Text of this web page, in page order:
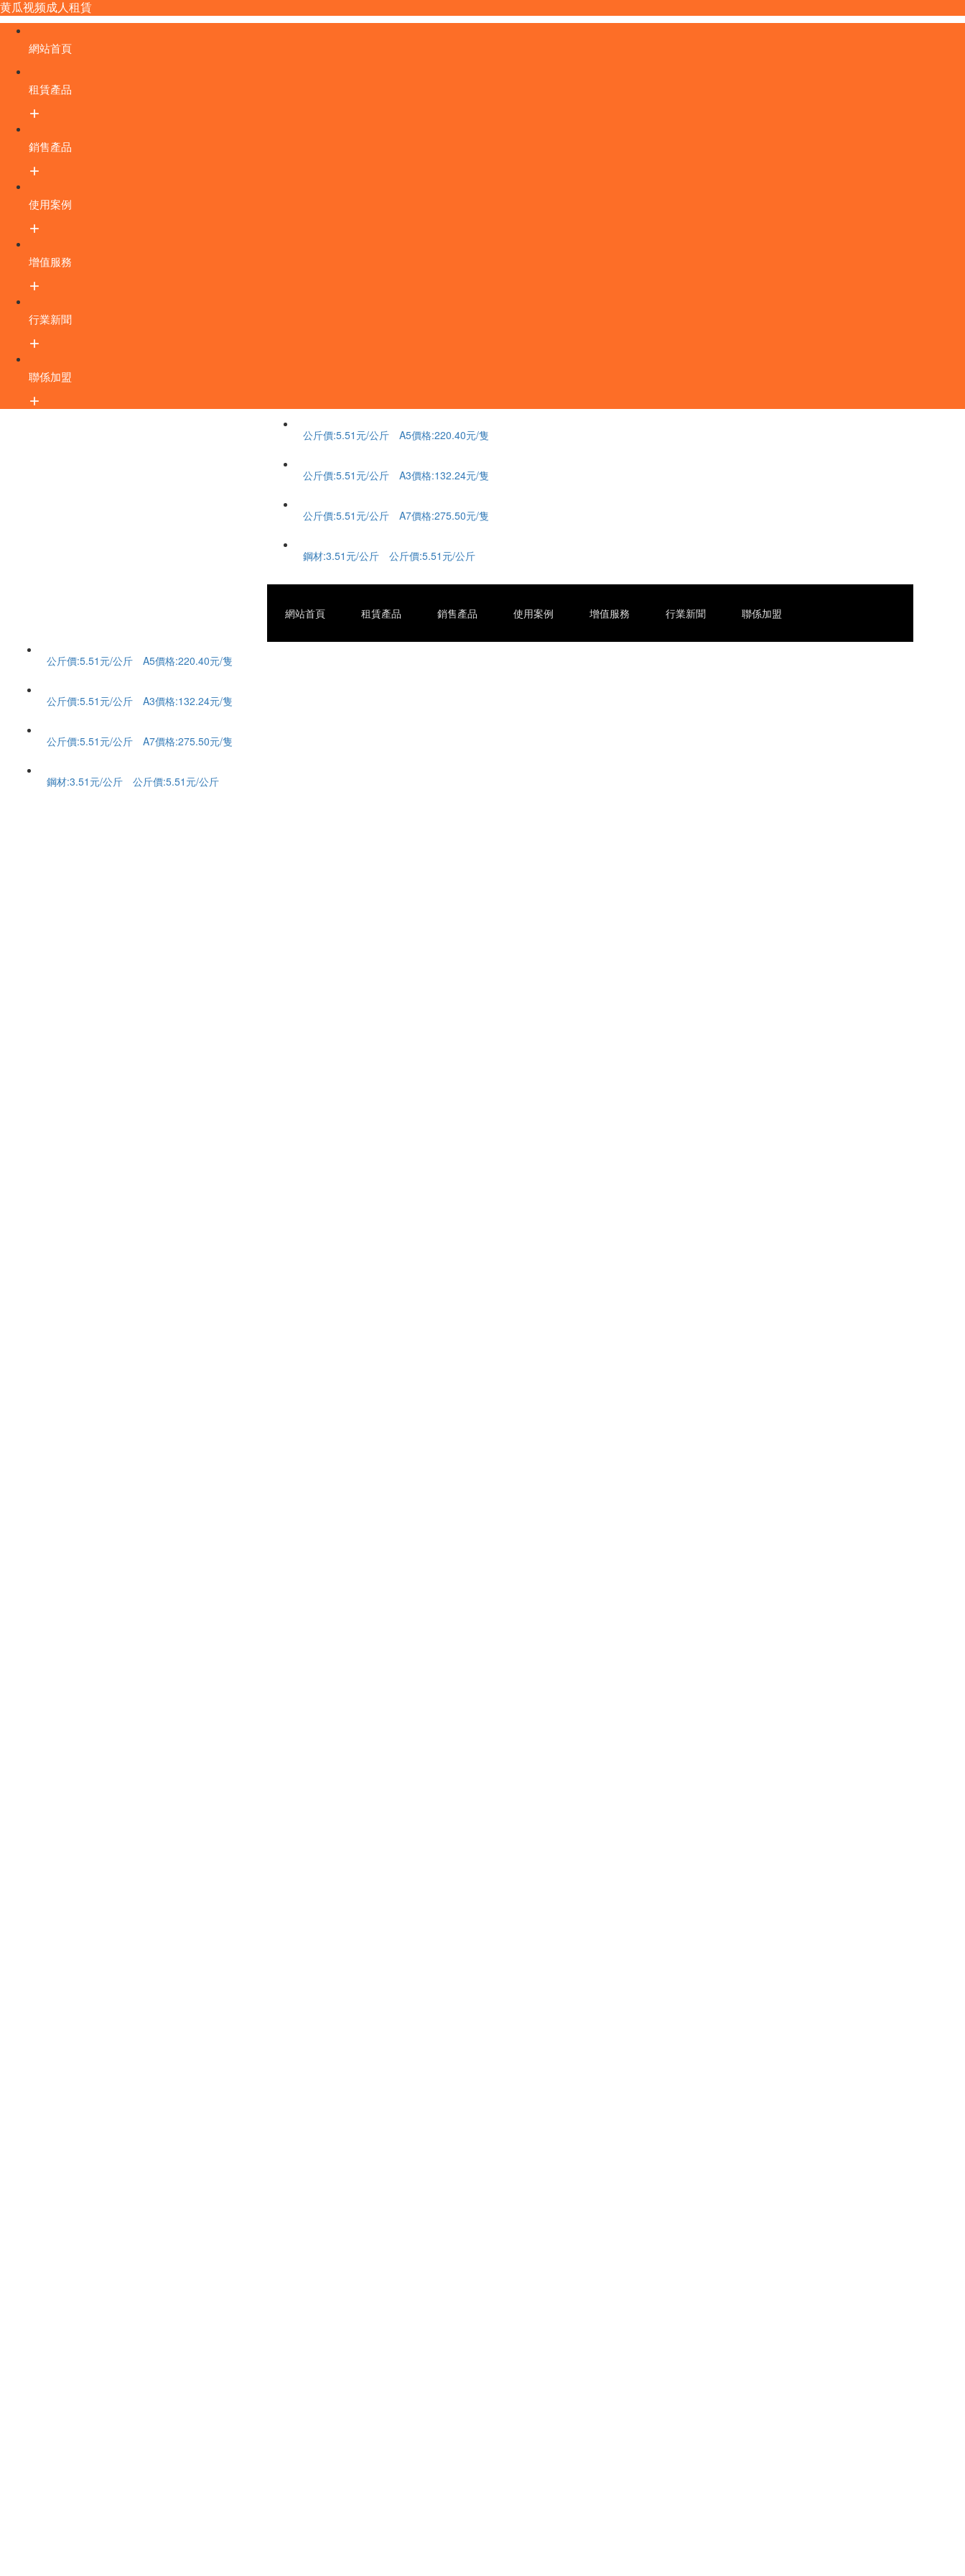
黄瓜视频成人租賃
網站首頁
租賃產品
銷售產品
使用案例
增值服務
行業新聞
聯係加盟
公斤價:5.51元/公斤 A5價格:220.40元/隻
公斤價:5.51元/公斤 A3價格:132.24元/隻
公斤價:5.51元/公斤 A7價格:275.50元/隻
鋼材:3.51元/公斤 公斤價:5.51元/公斤
網站首頁 租賃產品 銷售產品 使用案例 增值服務 行業新聞 聯係加盟
公斤價:5.51元/公斤 A5價格:220.40元/隻
公斤價:5.51元/公斤 A3價格:132.24元/隻
公斤價:5.51元/公斤 A7價格:275.50元/隻
鋼材:3.51元/公斤 公斤價:5.51元/公斤